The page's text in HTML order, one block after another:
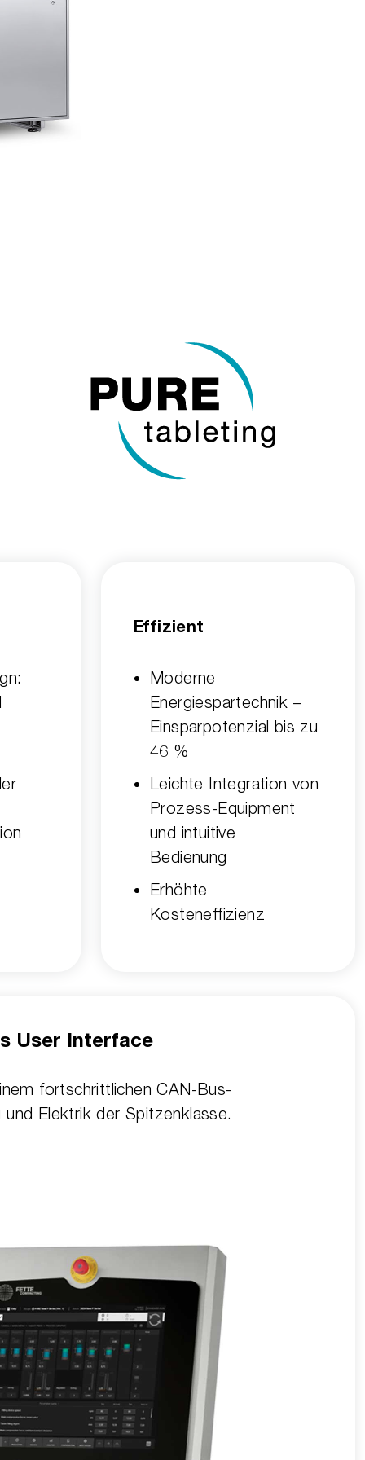
Effizient
Moderne
Energiespartechnik –
Einsparpotenzial bis zu
46 %
Leichte Integration von
Prozess-Equipment
und intuitive
Bedienung
Erhöhte
Kosteneffizienz
User Interface
fortschrittlichen CAN-Bus-
Elektrik der Spitzenklasse.